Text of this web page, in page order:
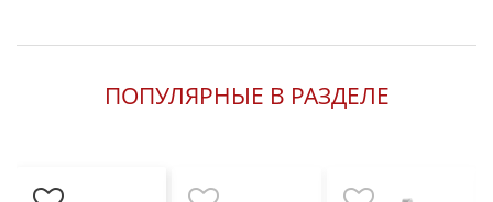
ПОПУЛЯРНЫЕ В РАЗДЕЛЕ